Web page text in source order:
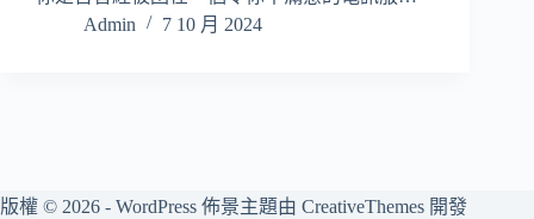
Admin
7 10 月 2024
版權 © 2026 - WordPress 佈景主題由 CreativeThemes 開發